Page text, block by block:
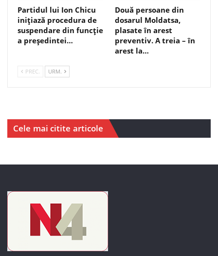
Partidul lui Ion Chicu
inițiază procedura de
suspendare din funcție
a președintei…
Două persoane din
dosarul Moldatsa,
plasate în arest
preventiv. A treia – în
arest la…
PREC. URM.
Cele mai citite articole